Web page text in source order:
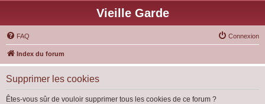
Vieille Garde
FAQ Connexion
Index du forum
Supprimer les cookies
Êtes-vous sûr de vouloir supprimer tous les cookies de ce forum ?